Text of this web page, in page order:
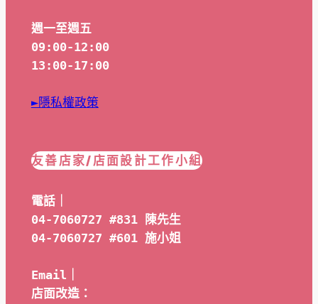
週一至週五
09:00-12:00
13:00-17:00
►隱私權政策
友善店家/店面設計工作小組
電話｜
04-7060727 #831 陳先生
04-7060727 #601 施小姐
Email｜
店面改造：